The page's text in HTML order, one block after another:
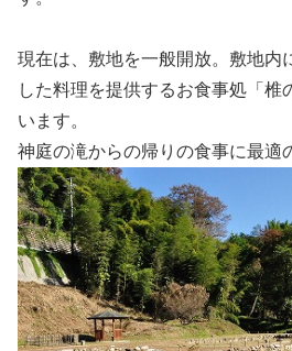
現在は、敷地を一般開放。敷地内
した料理を提供するお食事処「椎
います。
神庭の滝からの帰りの食事に最適